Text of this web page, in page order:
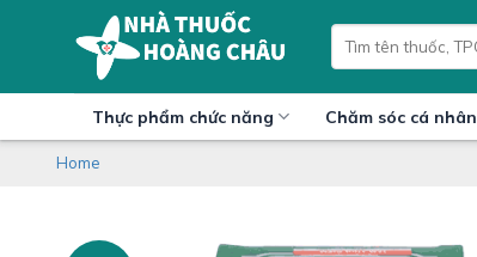
kiếm:
Thực phẩm chức năng Chăm sóc cá nhân
Home